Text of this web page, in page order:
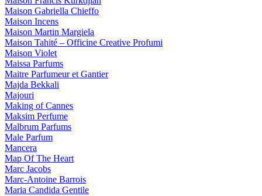
Maison Gabriella Chieffo
Maison Incens
Maison Martin Margiela
Maison Tahité – Officine Creative Profumi
Maison Violet
Maissa Parfums
Maitre Parfumeur et Gantier
Majda Bekkali
Majouri
Making of Cannes
Maksim Perfume
Malbrum Parfums
Male Parfum
Mancera
Map Of The Heart
Marc Jacobs
Marc-Antoine Barrois
Maria Candida Gentile